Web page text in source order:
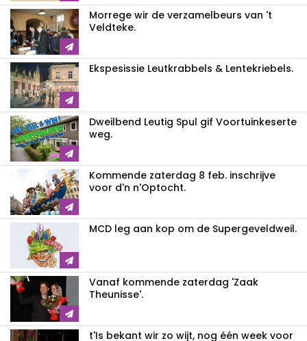
Morrege wir de verzamelbeurs van 't
Veldteke.
Ekspesissie Leutkrabbels & Lentekriebels.
Dweilbend Leutig Spul gif Voortuinkeserte
weg.
Kommende zaterdag 8 feb. inschrijve
voor d'n n'Optocht.
MCD leg aan kop om de Supergeveldweil.
Vanaf kommende zaterdag 'Zaak
Theunisse'.
t'Is bekant wir zo wijt, nog één week voor